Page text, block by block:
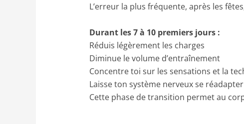
L’erreur la plus fréquente, après les
Durant les 7 à 10 premiers jours :
Réduis légèrement les charges
Diminue le volume d’entraînement
Concentre toi sur les sensations et la
Laisse ton système nerveux se réadapter
Cette phase de transition permet au